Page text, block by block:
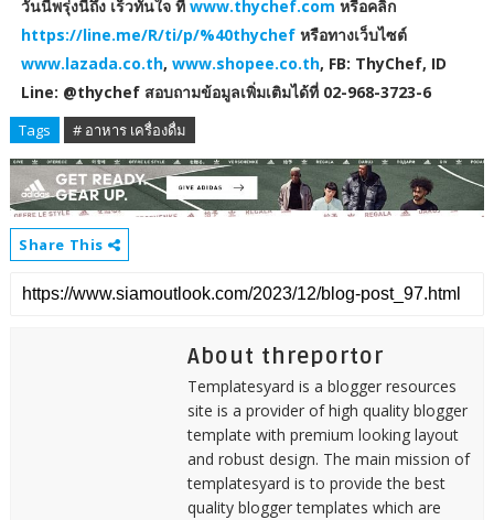
วันนี้พรุ่งนี้ถึง เร็วทันใจ ที่ www.thychef.com หรือคลิก
https://line.me/R/ti/p/%40thychefหรือทางเว็บไซต์
www.lazada.co.th, www.shopee.co.th, FB: ThyChef, ID
Line: @thychef สอบถามข้อมูลเพิ่มเติมได้ที่ 02-968-3723-6
Tags # อาหาร เครื่องดื่ม
Share This
About threportor
Templatesyard is a blogger resources
site is a provider of high quality blogger
template with premium looking layout
and robust design. The main mission of
templatesyard is to provide the best
quality blogger templates which are